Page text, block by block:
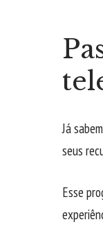
Já
seus
Esse